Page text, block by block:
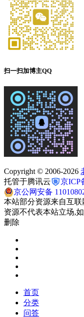
扫一扫加博主QQ
Copyright © 2006-2026
托管于腾讯云
京ICP
京公网安备
本站部分资源来自互
资源不代表本站立场,
删除
首页
分类
问答